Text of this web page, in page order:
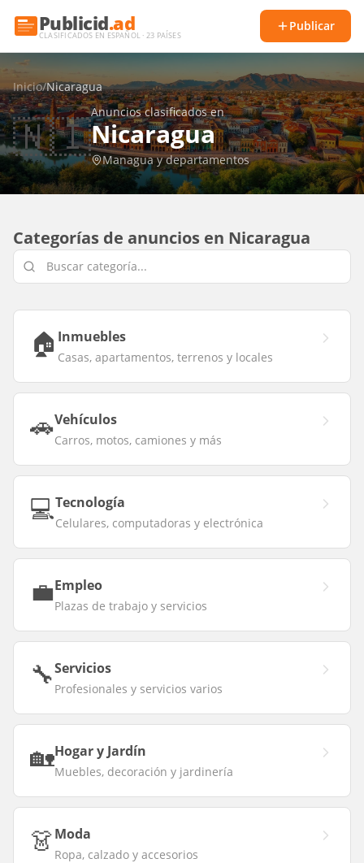
Publicid.ad
CLASIFICADOS EN ESPAÑOL · 23 PAÍSES
Publicar
Inicio/Nicaragua
🇳🇮Anuncios clasificados en
Nicaragua
Managua y departamentos
Categorías de anuncios en Nicaragua
🏠 Inmuebles
Casas, apartamentos, terrenos y locales
🚗Vehículos
Carros, motos, camiones y más
💻Tecnología
Celulares, computadoras y electrónica
💼Empleo
Plazas de trabajo y servicios
🔧Servicios
Profesionales y servicios varios
🏡Hogar y Jardín
Muebles, decoración y jardinería
👗Moda
Ropa, calzado y accesorios